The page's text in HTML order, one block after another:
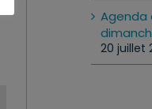
Agenda
20 juillet